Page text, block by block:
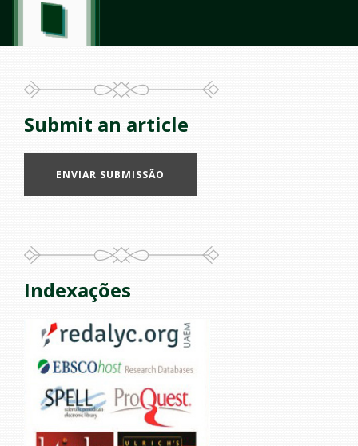
Submit an article
ENVIAR SUBMISSÃO
Indexações